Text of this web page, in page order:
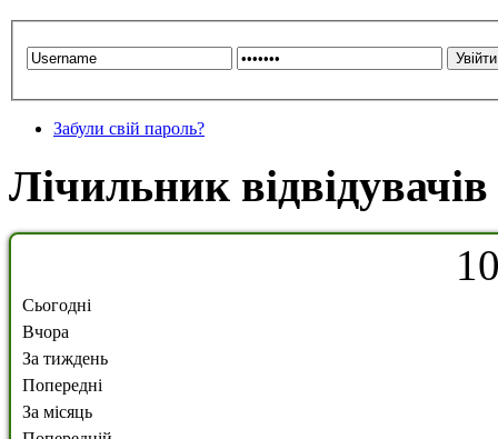
Забули свій пароль?
Лічильник відвідувачів
1
Сьогодні
Вчора
За тиждень
Попередні
За місяць